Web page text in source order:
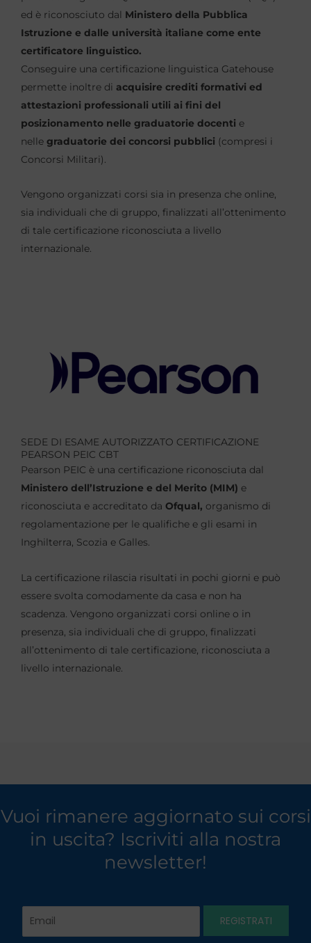
ed è riconosciuto dal Ministero della Pubblica
Istruzione e dalle università italiane come ente
certificatore linguistico.
Conseguire una certificazione linguistica Gatehouse
permette inoltre di acquisire crediti formativi ed
attestazioni professionali utili ai fini del
posizionamento nelle graduatorie docenti e
nelle graduatorie dei concorsi pubblici (compresi i
Concorsi Militari).
Vengono organizzati corsi sia in presenza che online,
sia individuali che di gruppo, finalizzati all’ottenimento
di tale certificazione riconosciuta a livello
internazionale.
SEDE DI ESAME AUTORIZZATO CERTIFICAZIONE
PEARSON PEIC CBT
Pearson PEIC è una certificazione riconosciuta dal
Ministero dell’Istruzione e del Merito (MIM) e
riconosciuta e accreditato da Ofqual, organismo di
regolamentazione per le qualifiche e gli esami in
Inghilterra, Scozia e Galles.
La certificazione rilascia risultati in pochi giorni e può
essere svolta comodamente da casa e non ha
scadenza. Vengono organizzati corsi online o in
presenza, sia individuali che di gruppo, finalizzati
all’ottenimento di tale certificazione, riconosciuta a
livello internazionale.
Vuoi rimanere aggiornato sui corsi
in uscita? Iscriviti alla nostra
newsletter!